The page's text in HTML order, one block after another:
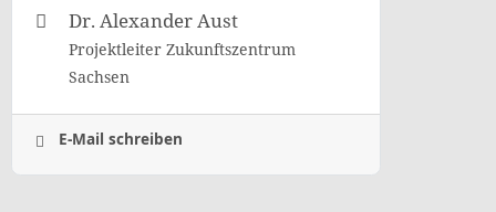
Dr. Alexander Aust
Projektleiter Zukunftszentrum
Sachsen
E-Mail schreiben